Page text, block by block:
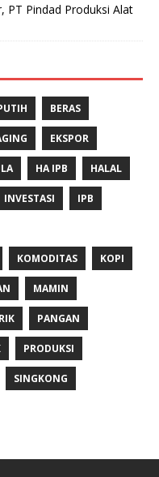
PT Pindad Produksi Alat
BERAS
EKSPOR
HA IPB HALAL
INVESTASI IPB
KOMODITAS KOPI
MAMIN
PANGAN
PRODUKSI
SINGKONG